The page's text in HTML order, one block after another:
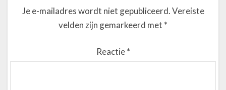
Je e-mailadres wordt niet gepubliceerd.Vereiste
velden zijn gemarkeerd met *
Reactie*